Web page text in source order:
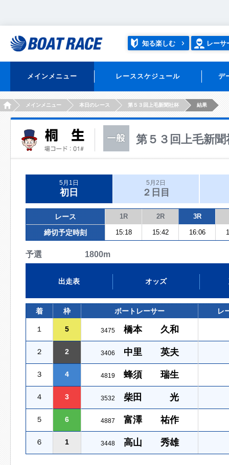
知る楽しむ レーサ
メインメニュー レーススケジュール デ
HOMEメインメニュー 本日のレース 第５３回上毛新聞社杯 結果
第５３回上毛新聞
5月1日
初日
5月2日
２日目
レース 1R 2R 3R
締切予定時刻 15:18 15:42 16:06
予選 1800m
出走表 オッズ
着 枠 ボートレーサー レ
１ 5 3475 橋本 久和
２ 2 3406 中里 英夫
３ 4 4819 蜂須 瑞生
４ 3 3532 柴田 光
５ 6 4887 富澤 祐作
６ 1 3448 高山 秀雄